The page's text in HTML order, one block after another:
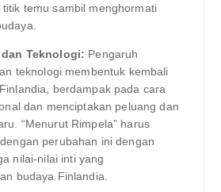
titik temu sambil menghormati
Teknologi: Pengaruh
teknologi membentuk kembali
berdampak pada cara
dan menciptakan peluang dan
“Menurut Rimpela” harus
perubahan ini dengan
nilai-nilai inti yang
budaya Finlandia.